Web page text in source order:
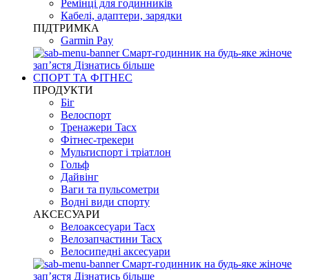
Ремінці для годинників
Кабелі, адаптери, зарядки
ПІДТРИМКА
Garmin Pay
Смарт-годинник на будь-яке жіноче
запʼястя Дізнатись більше
СПОРТ ТА ФІТНЕС
ПРОДУКТИ
Біг
Велоспорт
Тренажери Tacx
Фітнес-трекери
Мультиспорт і тріатлон
Гольф
Дайвінг
Ваги та пульсометри
Водні види спорту
AKCЕСУАРИ
Велоаксесуари Tacx
Велозапчастини Tacx
Велосипедні аксесуари
Смарт-годинник на будь-яке жіноче
запʼястя Дізнатись більше